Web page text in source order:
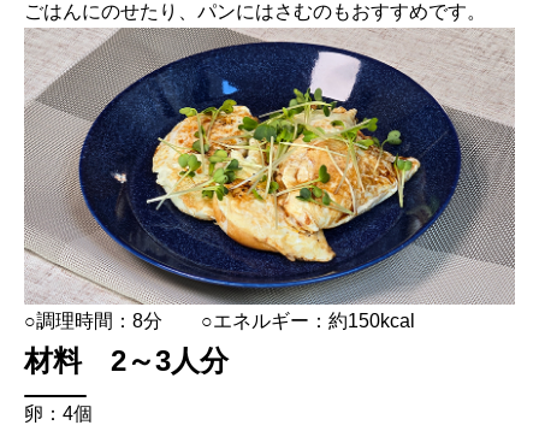
ごはんにのせたり、パンにはさむのもおすすめです。
○調理時間：8分 ○エネルギー：約150kcal
材料 2～3人分
卵：4個